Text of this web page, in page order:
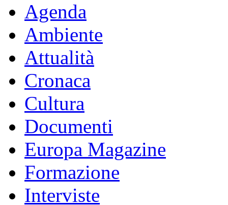
Agenda
Ambiente
Attualità
Cronaca
Cultura
Documenti
Europa Magazine
Formazione
Interviste